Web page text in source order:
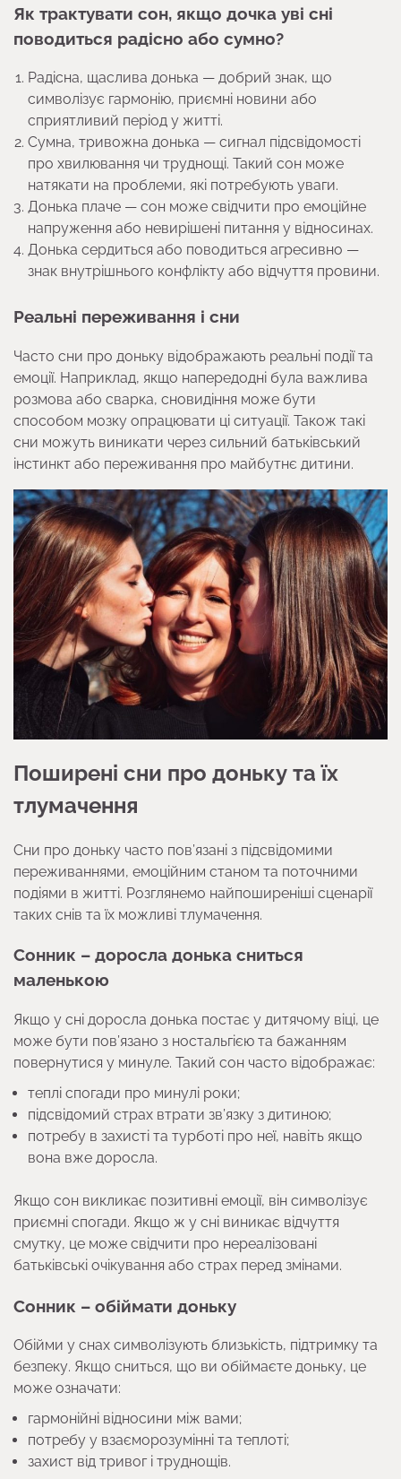
Як трактувати сон, якщо дочка уві сні
поводиться радісно або сумно?
Радісна, щаслива донька — добрий знак, що
символізує гармонію, приємні новини або
сприятливий період у житті.
Сумна, тривожна донька — сигнал підсвідомості
про хвилювання чи труднощі. Такий сон може
натякати на проблеми, які потребують уваги.
Донька плаче — сон може свідчити про емоційне
напруження або невирішені питання у відносинах.
Донька сердиться або поводиться агресивно —
знак внутрішнього конфлікту або відчуття провини.
Реальні переживання і сни
Часто сни про доньку відображають реальні події та
емоції. Наприклад, якщо напередодні була важлива
розмова або сварка, сновидіння може бути
способом мозку опрацювати ці ситуації. Також такі
сни можуть виникати через сильний батьківський
інстинкт або переживання про майбутнє дитини.
Поширені сни про доньку та їх
тлумачення
Сни про доньку часто пов’язані з підсвідомими
переживаннями, емоційним станом та поточними
подіями в житті. Розглянемо найпоширеніші сценарії
таких снів та їх можливі тлумачення.
Сонник – доросла донька сниться
маленькою
Якщо у сні доросла донька постає у дитячому віці, це
може бути пов’язано з ностальгією та бажанням
повернутися у минуле. Такий сон часто відображає:
теплі спогади про минулі роки;
підсвідомий страх втрати зв’язку з дитиною;
потребу в захисті та турботі про неї, навіть якщо
вона вже доросла.
Якщо сон викликає позитивні емоції, він символізує
приємні спогади. Якщо ж у сні виникає відчуття
смутку, це може свідчити про нереалізовані
батьківські очікування або страх перед змінами.
Сонник – обіймати доньку
Обійми у снах символізують близькість, підтримку та
безпеку. Якщо сниться, що ви обіймаєте доньку, це
може означати:
гармонійні відносини між вами;
потребу у взаєморозумінні та теплоті;
захист від тривог і труднощів.